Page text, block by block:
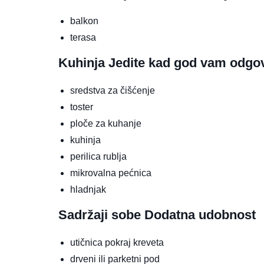
balkon
terasa
Kuhinja Jedite kad god vam
sredstva za čišćenje
toster
ploče za kuhanje
kuhinja
perilica rublja
mikrovalna pećnica
hladnjak
Sadržaji sobe Dodatna udobnost
utičnica pokraj kreveta
drveni ili parketni pod